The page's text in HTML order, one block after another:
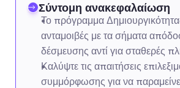
Σύντομη ανακεφαλαίωση
Το πρόγραμμα
ανταμοιβές με τα σήματα
δέσμευσης αντί για σταθερές
Καλύψτε τις απαιτήσεις
συμμόρφωσης για να